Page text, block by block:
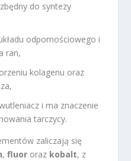
do syntezy
odpornościowego i
ran,
kolagenu oraz
i ma znaczenie
tarczycy.
zaliczają się
,fluor oraz kobalt, z